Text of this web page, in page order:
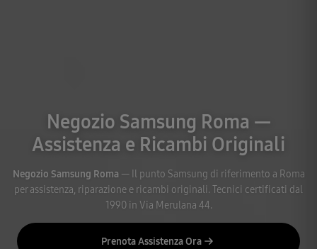
Negozio Samsung Roma —
Assistenza e Ricambi Originali
Negozio Samsung Roma — Il punto Samsung di riferimento a Roma
per assistenza, riparazione e ricambi originali. Tecnici certificati dal
1990 in Via Merulana 44.
Prenota Assistenza Ora